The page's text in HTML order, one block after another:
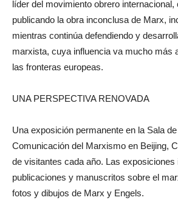
líder del movimiento obrero internacional,
publicando la obra inconclusa de Marx,
mientras continúa defendiendo y
marxista, cuya influencia va mucho más
las fronteras europeas.
UNA PERSPECTIVA RENOVADA
Una exposición permanente en la Sala
Comunicación del Marxismo en Beijing,
de visitantes cada año. Las exposiciones
publicaciones y manuscritos sobre el
fotos y dibujos de Marx y Engels.